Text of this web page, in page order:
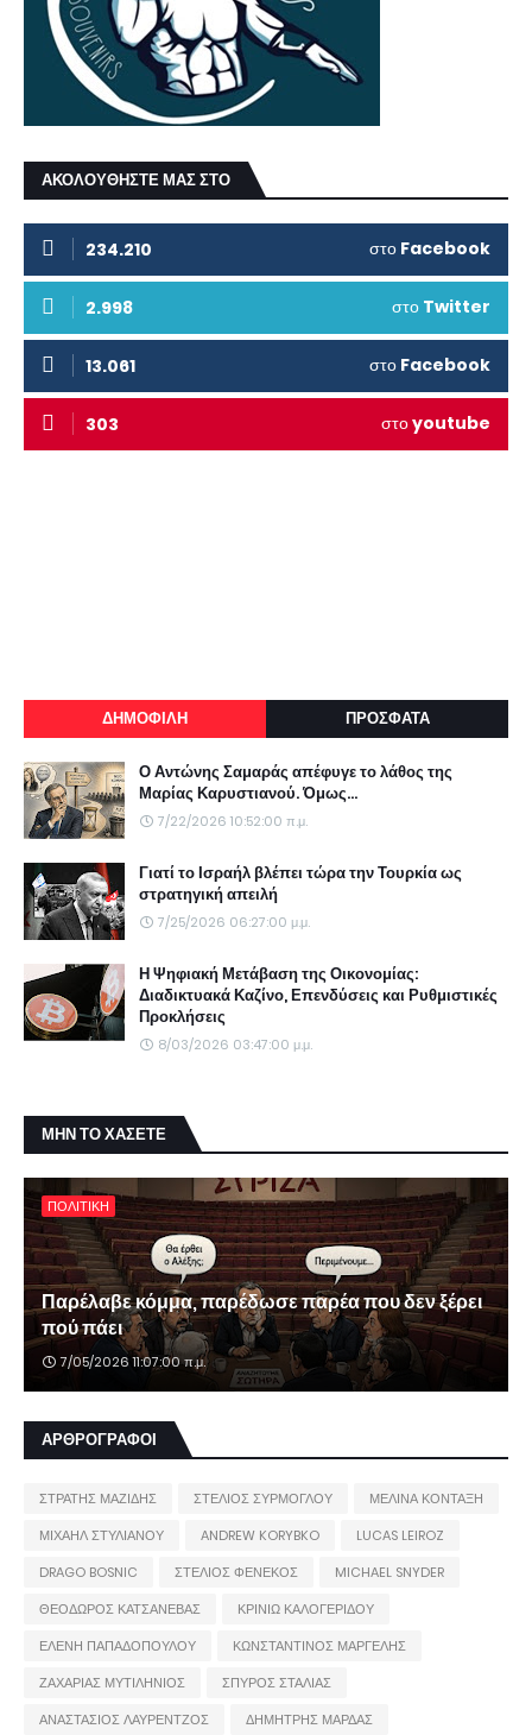
ΑΚΟΛΟΥΘΗΣΤΕ ΜΑΣ ΣΤΟ
234.210 στο Facebook
2.998 στο Twitter
13.061 στο Facebook
303 στοyoutube
ΔΗΜΟΦΙΛΗ ΠΡΟΣΦΑΤΑ
Ο Αντώνης Σαμαράς απέφυγε το λάθος της
Μαρίας Καρυστιανού. Όμως...
7/22/2026 10:52:00 π.μ.
Γιατί το Ισραήλ βλέπει τώρα την Τουρκία ως
στρατηγική απειλή
7/25/2026 06:27:00 μ.μ.
Η Ψηφιακή Μετάβαση της Οικονομίας:
Διαδικτυακά Καζίνο, Επενδύσεις και Ρυθμιστικές
Προκλήσεις
8/03/2026 03:47:00 μ.μ.
ΜΗΝ ΤΟ ΧΑΣΕΤΕ
ΠΟΛΙΤΙΚΗ
Παρέλαβε κόμμα, παρέδωσε παρέα που δεν ξέρει
πού πάει
7/05/2026 11:07:00 π.μ.
ΑΡΘΡΟΓΡΑΦΟΙ
ΣΤΡΑΤΗΣ ΜΑΖΙΔΗΣ ΣΤΕΛΙΟΣ ΣΥΡΜΟΓΛΟΥ
ΜΕΛΙΝΑ ΚΟΝΤΑΞΗ
ΜΙΧΑΗΛ ΣΤΥΛΙΑΝΟΥ
ANDREW KORYBKO
LUCAS LEIROZ
DRAGO BOSNIC
ΣΤΕΛΙΟΣ ΦΕΝΕΚΟΣ
MICHAEL SNYDER
ΘΕΟΔΩΡΟΣ ΚΑΤΣΑΝΕΒΑΣ
ΚΡΙΝΙΩ ΚΑΛΟΓΕΡΙΔΟΥ
ΕΛΕΝΗ ΠΑΠΑΔΟΠΟΥΛΟΥ
ΚΩΝΣΤΑΝΤΙΝΟΣ ΜΑΡΓΕΛΗΣ
ΖΑΧΑΡΙΑΣ ΜΥΤΙΛΗΝΙΟΣ
ΣΠΥΡΟΣ ΣΤΑΛΙΑΣ
ΑΝΑΣΤΑΣΙΟΣ ΛΑΥΡΕΝΤΖΟΣ
ΔΗΜΗΤΡΗΣ ΜΑΡΔΑΣ